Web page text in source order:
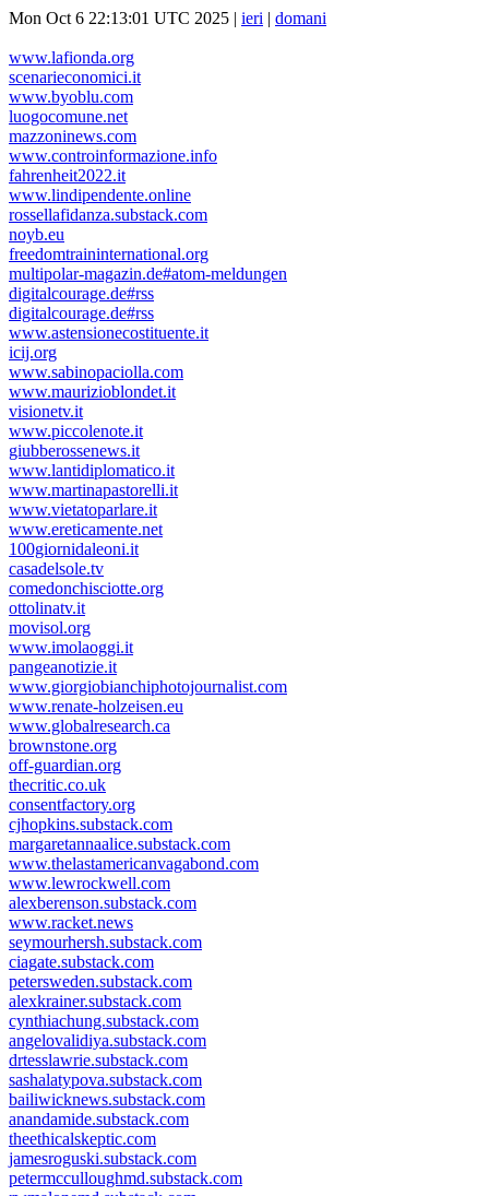
Mon Oct 6 22:13:01 UTC 2025 | ieri | domani
www.lafionda.org
scenarieconomici.it
www.byoblu.com
luogocomune.net
mazzoninews.com
www.controinformazione.info
fahrenheit2022.it
www.lindipendente.online
rossellafidanza.substack.com
noyb.eu
freedomtraininternational.org
multipolar-magazin.de#atom-meldungen
digitalcourage.de#rss
digitalcourage.de#rss
www.astensionecostituente.it
icij.org
www.sabinopaciolla.com
www.maurizioblondet.it
visionetv.it
www.piccolenote.it
giubberossenews.it
www.lantidiplomatico.it
www.martinapastorelli.it
www.vietatoparlare.it
www.ereticamente.net
100giornidaleoni.it
casadelsole.tv
comedonchisciotte.org
ottolinatv.it
movisol.org
www.imolaoggi.it
pangeanotizie.it
www.giorgiobianchiphotojournalist.com
www.renate-holzeisen.eu
www.globalresearch.ca
brownstone.org
off-guardian.org
thecritic.co.uk
consentfactory.org
cjhopkins.substack.com
margaretannaalice.substack.com
www.thelastamericanvagabond.com
www.lewrockwell.com
alexberenson.substack.com
www.racket.news
seymourhersh.substack.com
ciagate.substack.com
petersweden.substack.com
alexkrainer.substack.com
cynthiachung.substack.com
angelovalidiya.substack.com
drtesslawrie.substack.com
sashalatypova.substack.com
bailiwicknews.substack.com
anandamide.substack.com
theethicalskeptic.com
jamesroguski.substack.com
petermcculloughmd.substack.com